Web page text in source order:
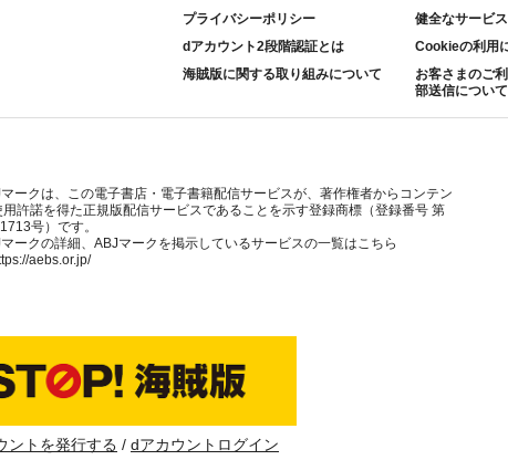
プライバシーポリシー
健全なサービ
dアカウント2段階認証とは
Cookieの利用
海賊版に関する取り組みについて
お客さまのご
部送信について
ークは、この電子書店・電子書籍配信サービスが、著作権者からコンテン
用許諾を得た正規版配信サービスであることを示す登録商標（登録番号 第
号）です。
ークの詳細、ABJマークを掲示しているサービスの一覧はこちら
aebs.or.jp/
ントを発行する dアカウントログイン